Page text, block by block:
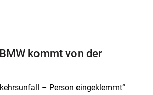
kommt von der
– Person eingeklemmt“